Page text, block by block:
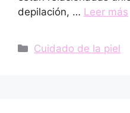
depilación, … Leer más
Categorías
Cuidado de la piel